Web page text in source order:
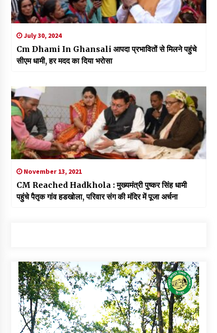
July 30, 2024
Cm Dhami In Ghansali आपदा प्रभावितों से मिलने पहुंचे
सीएम धामी, हर मदद का दिया भरोसा
November 13, 2021
CM Reached Hadkhola : मुख्यमंत्री पुष्कर सिंह धामी
पहुंचे पैतृक गांव हडखोला, परिवार संग की मंदिर में पूजा अर्चना